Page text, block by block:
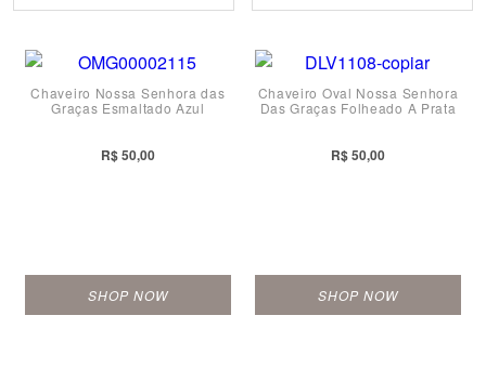
Chaveiro Nossa Senhora das
Graças Esmaltado Azul
R$ 50,00
SHOP NOW
Chaveiro Oval Nossa Senhora
Das Graças Folheado A Prata
R$ 50,00
SHOP NOW